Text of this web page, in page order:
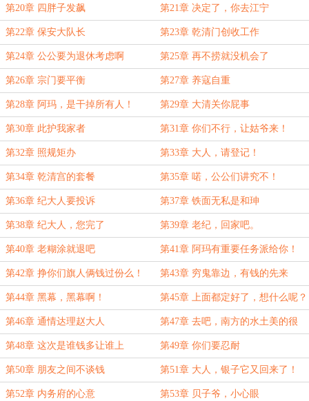
第20章 四胖子发飙 第21章 决定了，你去江宁
第22章 保安大队长 第23章 乾清门创收工作
第24章 公公要为退休考虑啊 第25章 再不捞就没机会了
第26章 宗门要平衡 第27章 养寇自重
第28章 阿玛，是干掉所有人！ 第29章 大清关你屁事
第30章 此护我家者 第31章 你们不行，让姑爷来！
第32章 照规矩办 第33章 大人，请登记！
第34章 乾清宫的套餐 第35章 喏，公公们讲究不！
第36章 纪大人要投诉 第37章 铁面无私是和珅
第38章 纪大人，您完了 第39章 老纪，回家吧。
第40章 老糊涂就退吧 第41章 阿玛有重要任务派给你！
第42章 挣你们旗人俩钱过份么！ 第43章 穷鬼靠边，有钱的先来
第44章 黑幕，黑幕啊！ 第45章 上面都定好了，想什么呢？
第46章 通情达理赵大人 第47章 去吧，南方的水土美的很
第48章 这次是谁钱多让谁上 第49章 你们要忍耐
第50章 朋友之间不谈钱 第51章 大人，银子它又回来了！
第52章 内务府的心意 第53章 贝子爷，小心眼